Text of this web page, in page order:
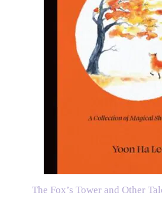
The Fox’s Tower and Other